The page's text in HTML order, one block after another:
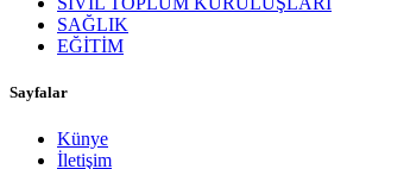
SAĞLIK
EĞİTİM
Sayfalar
Künye
İletişim